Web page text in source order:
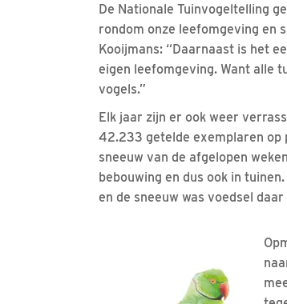
De Nationale Tuinvogeltelling
rondom onze leefomgeving en
Kooijmans: “Daarnaast is het
eigen leefomgeving. Want alle
vogels.”
Elk jaar zijn er ook weer
42.233 getelde exemplaren op
sneeuw van de afgelopen
bebouwing en dus ook in
en de sneeuw was voedsel